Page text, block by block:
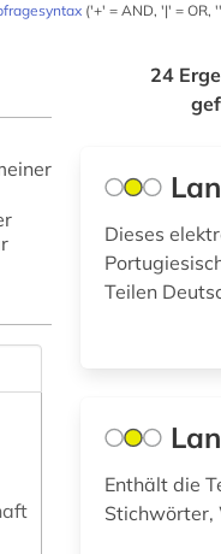
('+' = AND, '|' = OR,
24
Dieses
Teilen
Enthält die
Stichwörter,